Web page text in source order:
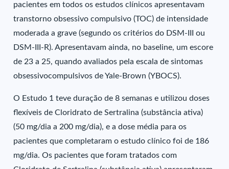
pacientes em todos os estudos clínicos apresentavam
transtorno obsessivo compulsivo (TOC) de intensidade
moderada a grave (segundo os critérios do DSM-III ou
DSM-III-R). Apresentavam ainda, no baseline, um escore
de 23 a 25, quando avaliados pela escala de sintomas
obsessivocompulsivos de Yale-Brown (YBOCS).
O Estudo 1 teve duração de 8 semanas e utilizou doses
flexíveis de Cloridrato de Sertralina (substância ativa)
(50 mg/dia a 200 mg/dia), e a dose média para os
pacientes que completaram o estudo clínico foi de 186
mg/dia. Os pacientes que foram tratados com